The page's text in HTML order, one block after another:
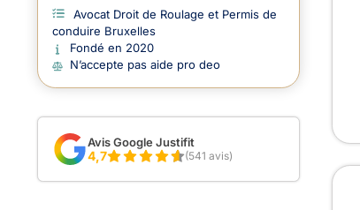
Avocat Droit de Roulage et Permis de
conduire Bruxelles
Fondé en 2020
N’accepte pas aide pro deo
Avis Google Justifit
4,7 (541 avis)